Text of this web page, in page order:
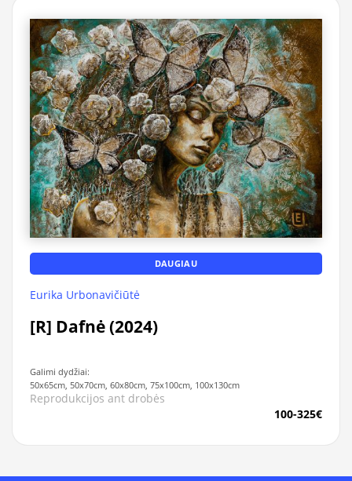
DAUGIAU
Eurika Urbonavičiūtė
[R] Dafnė (2024)
Galimi dydžiai:
50x65cm, 50x70cm, 60x80cm, 75x100cm, 100x130cm
Reprodukcijos ant drobės
100-325€